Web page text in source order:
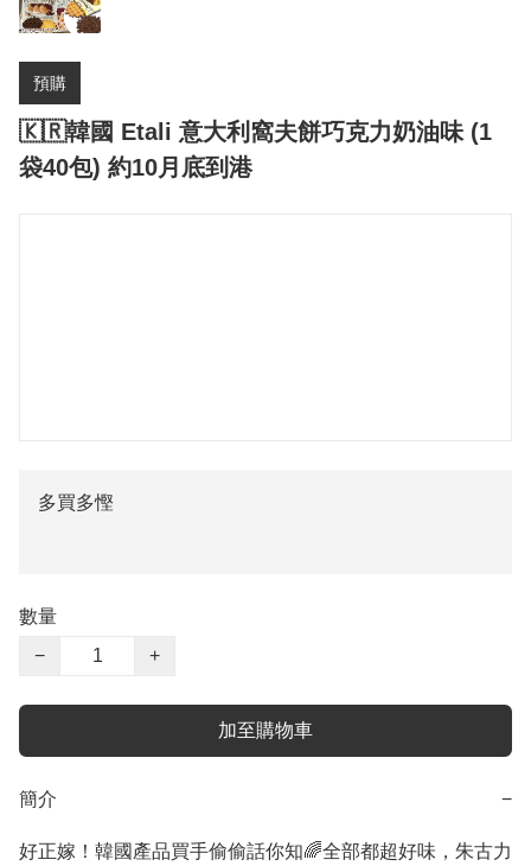
預購
🇰🇷韓國 Etali 意大利窩夫餅巧克力奶油味 (1
袋40包) 約10月底到港
多買多慳
數量
−
+
加至購物車
簡介 −
好正嫁！韓國產品買手偷偷話你知🌈全部都超好味，朱古力